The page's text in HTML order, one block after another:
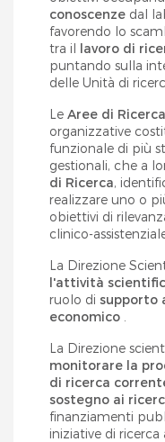
conoscenze dal
favorendo lo
tra il lavoro di
puntando sulla
delle Unità di
Le Aree di Ricerca
organizzative
funzionale di più
gestionali, che a
di Ricerca,
realizzare uno o
obiettivi di
clinico-
La Direzione
l'attività
ruolo di supporto
economico
La Direzione
monitorare la
di ricerca
sostegno ai
finanziamenti
iniziative di